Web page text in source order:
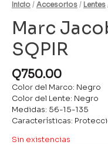
Inicio / Accesorios / Lentes
Marc
SQPIR
Q750.00
Color del Marco: Negro
Color del Lente: Negro
Medidas: 56-15-135
Características:
Sin existencias